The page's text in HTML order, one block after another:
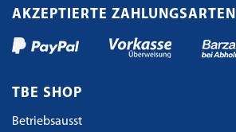
AKZEPTIERTE ZAHLUNGSARTEN
TBE SHOP
Betriebsausst